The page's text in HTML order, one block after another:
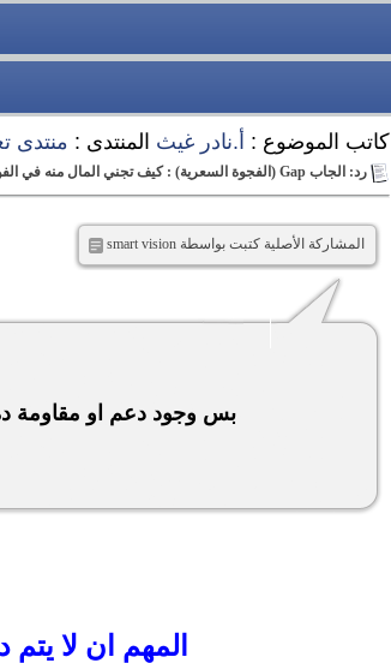
كاتب الموضوع : أ.نادر غيث المنتدى : منتدى
رد: الجاب Gap (الفجوة السعرية) : كيف تجني المال منه في الفوركس forex ...؟!
المشاركة الأصلية كتبت بواسطة smart vision
بس وجود دعم او مقاومة
المهم ان لا